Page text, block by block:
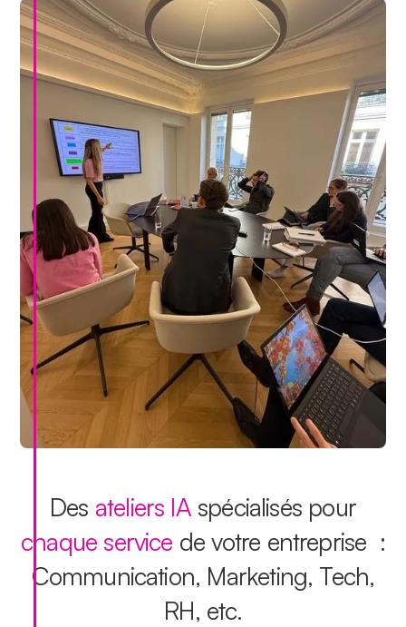
Des ateliers IAspécialisés pour
chaque service de votre entreprise :
Communication, Marketing, Tech,
RH, etc.